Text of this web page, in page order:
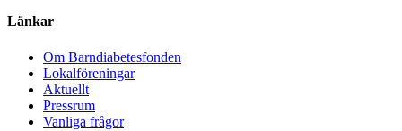
Länkar
Om Barndiabetesfonden
Lokalföreningar
Aktuellt
Pressrum
Vanliga frågor